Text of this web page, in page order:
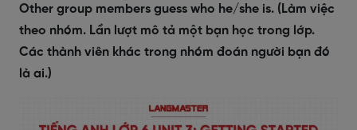
Other group members guess who he/she is. (Làm việc
theo nhóm. Lần lượt mô tả một bạn học trong lớp.
Các thành viên khác trong nhóm đoán người bạn đó
là ai.)